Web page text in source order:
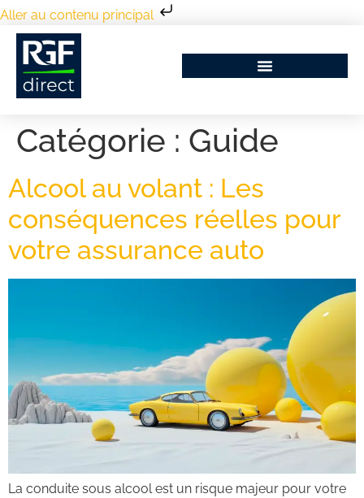
Aller au contenu principal
Catégorie : Guide
Alcool au volant : Les
conséquences réelles pour
votre assurance auto
La conduite sous alcool est un risque majeur pour votre